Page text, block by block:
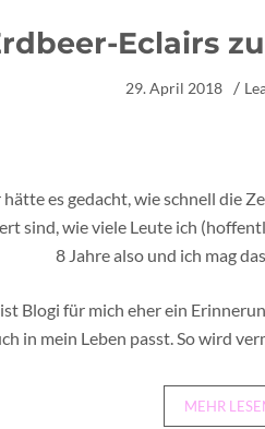
Eclairs
29. April 2018
es gedacht, wie schnell die
sind, wie viele Leute ich
8 Jahre also und ich mag
Blogi für mich eher ein
in mein Leben passt. So wird
MEHR